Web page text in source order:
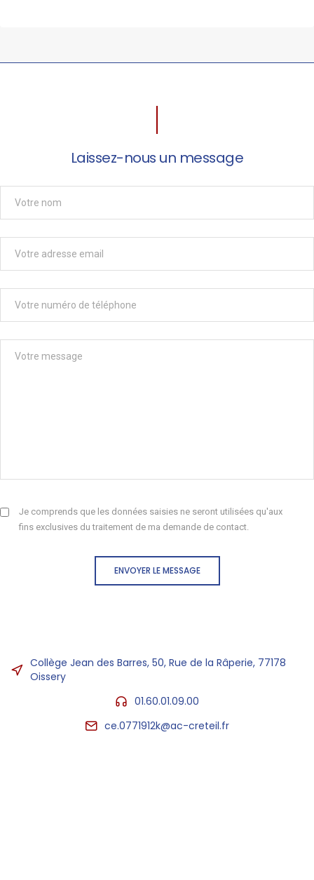
Laissez-nous un message
Je comprends que les données saisies ne seront utilisées qu'aux
fins exclusives du traitement de ma demande de contact.
ENVOYER LE MESSAGE
Collège Jean des Barres, 50, Rue de la Râperie, 77178
Oissery
01.60.01.09.00
ce.0771912k@ac-creteil.fr